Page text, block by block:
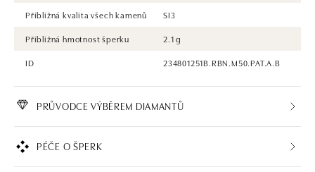
Přibližná kvalita všech kamenů
SI3
Přibližná hmotnost šperku
2.1 g
ID
234801251B.RBN.M50.PAT.A.B
PRŮVODCE VÝBĚREM DIAMANTŮ
PÉČE O ŠPERK